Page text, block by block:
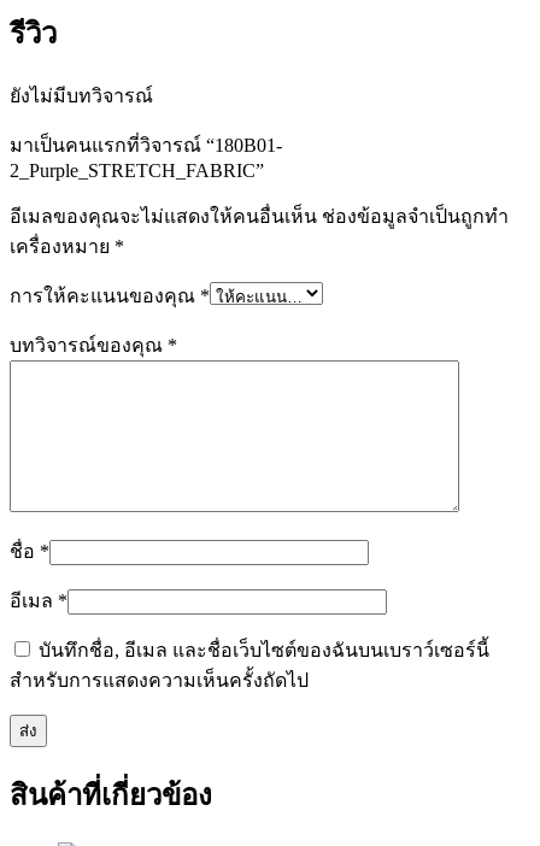
รีวิว
ยังไม่มีบทวิจารณ์
มาเป็นคนแรกที่วิจารณ์ “180B01-
2_Purple_STRETCH_FABRIC”
อีเมลของคุณจะไม่แสดงให้คนอื่นเห็น ช่องข้อมูลจำเป็นถูกทำ
เครื่องหมาย *
การให้คะแนนของคุณ *
บทวิจารณ์ของคุณ *
ชื่อ *
อีเมล *
บันทึกชื่อ, อีเมล และชื่อเว็บไซต์ของฉันบนเบราว์เซอร์นี้
สำหรับการแสดงความเห็นครั้งถัดไป
สินค้าที่เกี่ยวข้อง